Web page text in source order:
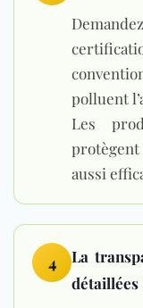
polluent
Les
aussi
4
La
détaillées